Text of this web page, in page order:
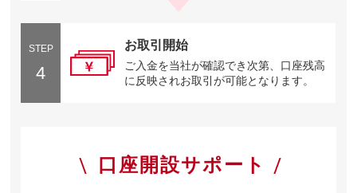
STEP
4
お取引開始
ご入金を当社が確認でき次第、口座残高
に反映されお取引が可能となります。
口座開設サポート